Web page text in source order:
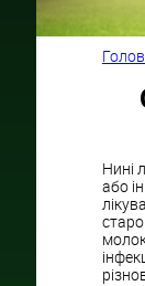
Нині
або